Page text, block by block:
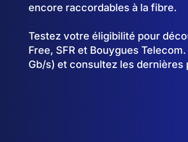
encore raccordables à la fibre.
Testez votre éligibilité pour
Free, SFR et Bouygues
Gb/s) et consultez les dernières